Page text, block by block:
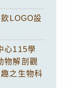
LOGO設
心115學
物解剖觀
之生物科